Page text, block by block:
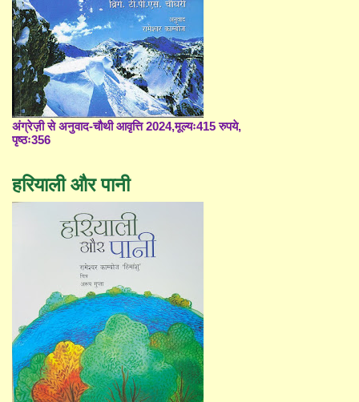
अंग्रेज़ी से अनुवाद-चौथी आवृत्ति 2024,मूल्यः415 रुपये,
पृष्ठः356
हरियाली और पानी